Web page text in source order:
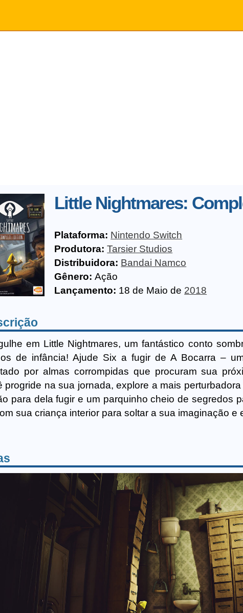
Little Nightmares:
Plataforma: Nintendo Switch
Produtora: Tarsier Studios
Distribuidora: Bandai Namco
Gênero: Ação
Lançamento: 18 de Maio de 2018
em Little Nightmares, um fantástico conto
de infância! Ajude Six a fugir de A Bocarra –
por almas corrompidas que procuram sua
progride na sua jornada, explore a mais
para dela fugir e um parquinho cheio de segredos
sua criança interior para soltar a sua imaginação e